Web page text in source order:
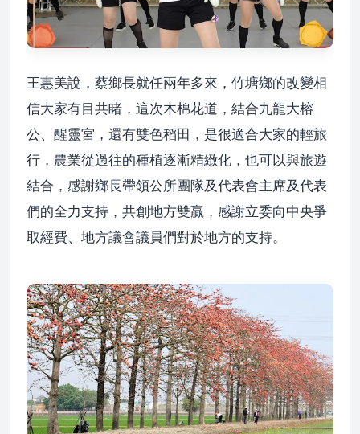
王惠美說，蔡鄉長就任兩年多來，竹塘鄉的改變相
信大家有目共睹，這次木棉花道，結合九龍大榕
公、醒靈宮，還有雙色稻田，是很適合大家的輕旅
行，農業從過往的種植逐漸精緻化，也可以與旅遊
結合，感謝鄉長帶領公所團隊及代表會主席及代表
們的全力支持，共創地方雙贏，感謝立委向中央爭
取經費、地方議會議員們對於地方的支持。